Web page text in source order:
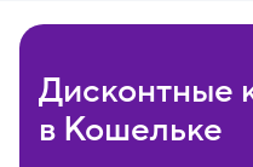
Дисконтные
в Кошельке